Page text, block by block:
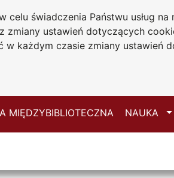
celu świadczenia Państwu usług
ustawień dotyczących
każdym czasie zmiany ustawień
Mapa
MIĘDZYBIBLIOTECZNA NAUKA